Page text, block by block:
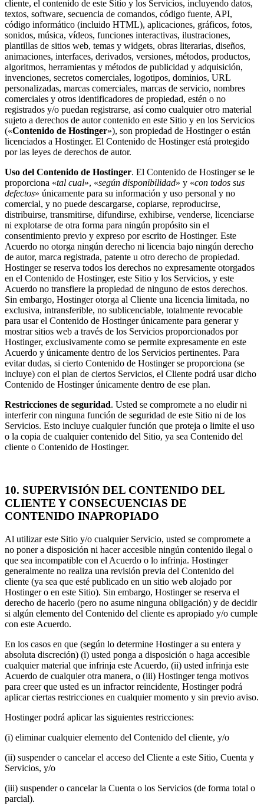
cliente, el contenido de este Sitio y los Servicios, incluyendo datos,
textos, software, secuencia de comandos, código fuente, API,
código informático (incluido HTML), aplicaciones, gráficos, fotos,
sonidos, música, vídeos, funciones interactivas, ilustraciones,
plantillas de sitios web, temas y widgets, obras literarias, diseños,
animaciones, interfaces, derivados, versiones, métodos, productos,
algoritmos, herramientas y métodos de publicidad y adquisición,
invenciones, secretos comerciales, logotipos, dominios, URL
personalizadas, marcas comerciales, marcas de servicio, nombres
comerciales y otros identificadores de propiedad, estén o no
registrados y/o puedan registrarse, así como cualquier otro material
sujeto a derechos de autor contenido en este Sitio y en los Servicios
(«Contenido de Hostinger»), son propiedad de Hostinger o están
licenciados a Hostinger. El Contenido de Hostinger está protegido
por las leyes de derechos de autor.
Uso del Contenido de Hostinger. El Contenido de Hostinger se le
proporciona «tal cual», «según disponibilidad» y «con todos sus
defectos» únicamente para su información y uso personal y no
comercial, y no puede descargarse, copiarse, reproducirse,
distribuirse, transmitirse, difundirse, exhibirse, venderse, licenciarse
ni explotarse de otra forma para ningún propósito sin el
consentimiento previo y expreso por escrito de Hostinger. Este
Acuerdo no otorga ningún derecho ni licencia bajo ningún derecho
de autor, marca registrada, patente u otro derecho de propiedad.
Hostinger se reserva todos los derechos no expresamente otorgados
en el Contenido de Hostinger, este Sitio y los Servicios, y este
Acuerdo no transfiere la propiedad de ninguno de estos derechos.
Sin embargo, Hostinger otorga al Cliente una licencia limitada, no
exclusiva, intransferible, no sublicenciable, totalmente revocable
para usar el Contenido de Hostinger únicamente para generar y
mostrar sitios web a través de los Servicios proporcionados por
Hostinger, exclusivamente como se permite expresamente en este
Acuerdo y únicamente dentro de los Servicios pertinentes. Para
evitar dudas, si cierto Contenido de Hostinger se proporciona (se
incluye) con el plan de ciertos Servicios, el Cliente podrá usar dicho
Contenido de Hostinger únicamente dentro de ese plan.
Restricciones de seguridad. Usted se compromete a no eludir ni
interferir con ninguna función de seguridad de este Sitio ni de los
Servicios. Esto incluye cualquier función que proteja o limite el uso
o la copia de cualquier contenido del Sitio, ya sea Contenido del
cliente o Contenido de Hostinger.
10. SUPERVISIÓN DEL CONTENIDO DEL
CLIENTE Y CONSECUENCIAS DE
CONTENIDO INAPROPIADO
Al utilizar este Sitio y/o cualquier Servicio, usted se compromete a
no poner a disposición ni hacer accesible ningún contenido ilegal o
que sea incompatible con el Acuerdo o lo infrinja. Hostinger
generalmente no realiza una revisión previa del Contenido del
cliente (ya sea que esté publicado en un sitio web alojado por
Hostinger o en este Sitio). Sin embargo, Hostinger se reserva el
derecho de hacerlo (pero no asume ninguna obligación) y de decidir
si algún elemento del Contenido del cliente es apropiado y/o cumple
con este Acuerdo.
En los casos en que (según lo determine Hostinger a su entera y
absoluta discreción) (i) usted ponga a disposición o haga accesible
cualquier material que infrinja este Acuerdo, (ii) usted infrinja este
Acuerdo de cualquier otra manera, o (iii) Hostinger tenga motivos
para creer que usted es un infractor reincidente, Hostinger podrá
aplicar ciertas restricciones en cualquier momento y sin previo aviso.
Hostinger podrá aplicar las siguientes restricciones:
(i) eliminar cualquier elemento del Contenido del cliente, y/o
(ii) suspender o cancelar el acceso del Cliente a este Sitio, Cuenta y
Servicios, y/o
(iii) suspender o cancelar la Cuenta o los Servicios (de forma total o
parcial).